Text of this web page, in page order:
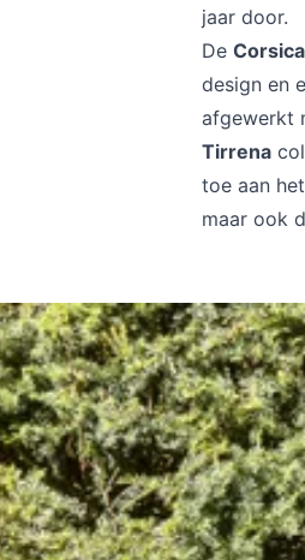
jaar door.
De Corsica
design en
afgewerkt
Tirrena
toe aan
maar ook